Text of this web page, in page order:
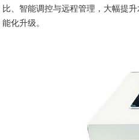
比、智能调控与远程管理，大幅提
能化升级。